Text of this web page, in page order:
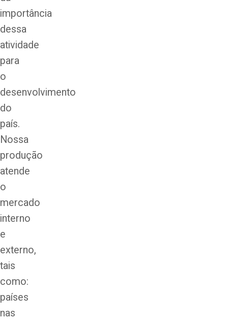
importância
dessa
atividade
para
o
desenvolvimento
do
país.
Nossa
produção
atende
o
mercado
interno
e
externo,
tais
como:
países
nas